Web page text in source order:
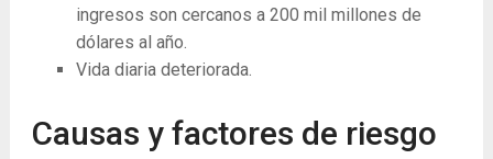
ingresos son cercanos a 200 mil millones de
dólares al año.
Vida diaria deteriorada.
Causas y factores de riesgo